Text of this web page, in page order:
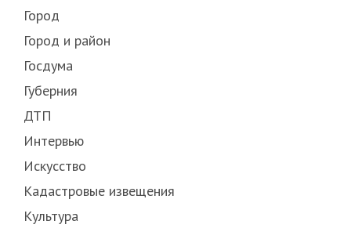
Город
Город и район
Госдума
Губерния
ДТП
Интервью
Искусство
Кадастровые извещения
Культура